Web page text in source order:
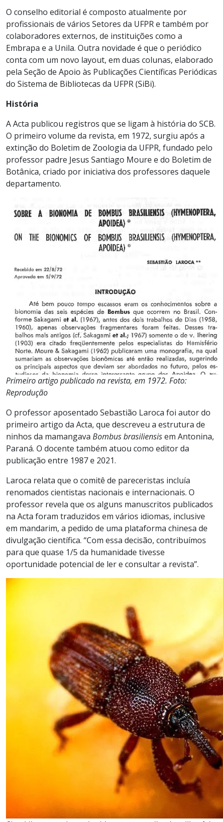
O conselho editorial é composto atualmente por
profissionais de vários Setores da UFPR e também por
colaboradores externos, de instituições como a
Embrapa e a Unila. Outra novidade é que o periódico
conta com um novo layout, em duas colunas, elaborado
pela Seção de Apoio às Publicações Científicas Periódicas
do Sistema de Bibliotecas da UFPR (SiBi).
História
A Acta publicou registros que se ligam à história do SCB.
O primeiro volume da revista, em 1972, surgiu após a
extinção do Boletim de Zoologia da UFPR, fundado pelo
professor padre Jesus Santiago Moure e do Boletim de
Botânica, criado por iniciativa dos professores daquele
departamento.
Primeiro artigo publicado na revista, em 1972. Foto:
Reprodução
O professor aposentado Sebastião Laroca foi autor do
primeiro artigo da Acta, que descreveu a estrutura de
ninhos da mamangava Bombus brasiliensisem Antonina,
Paraná. O docente também atuou como editor da
publicação entre 1987 e 2021.
Laroca relata que o comitê de pareceristas incluía
renomados cientistas nacionais e internacionais. O
professor revela que os alguns manuscritos publicados
na Acta foram traduzidos em vários idiomas, inclusive
em mandarim, a pedido de uma plataforma chinesa de
divulgação científica. “Com essa decisão, contribuímos
para que quase 1/5 da humanidade tivesse
oportunidade potencial de ler e consultar a revista”.